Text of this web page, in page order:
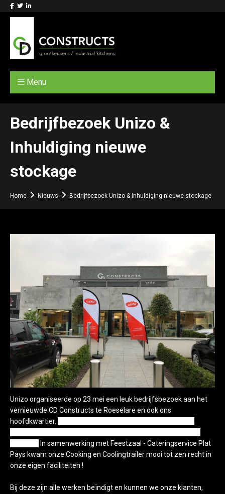
Menu
Bedrijfbezoek Unizo &
Inhuldiging nieuwe
stockage
Home Nieuws Bedrijfbezoek Unizo & Inhuldiging nieuwe stockage
Unizo organiseerde op 23 mei een leuk bedrijfsbezoek aan het
vernieuwde CD Constructs te Roeselare en ook ons
hoofdkwartier.
In samenwerking met Feestzaal - Cateringservice Plat
Pays kwam onze Cooking en Coolingtrailer mooi tot zen recht in
onze eigen faciliteiten !
Bij deze zijn alle werken beïndigt en kunnen we onze klanten,